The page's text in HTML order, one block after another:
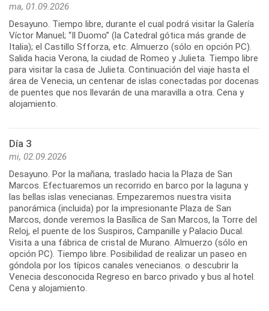
ma, 01.09.2026
Desayuno. Tiempo libre, durante el cual podrá visitar la Galería
Víctor Manuel; “Il Duomo” (la Catedral gótica más grande de
Italia); el Castillo Sfforza, etc. Almuerzo (sólo en opción PC).
Salida hacia Verona, la ciudad de Romeo y Julieta. Tiempo libre
para visitar la casa de Julieta. Continuación del viaje hasta el
área de Venecia, un centenar de islas conectadas por docenas
de puentes que nos llevarán de una maravilla a otra. Cena y
alojamiento.
Día 3
mi, 02.09.2026
Desayuno. Por la mañana, traslado hacia la Plaza de San
Marcos. Efectuaremos un recorrido en barco por la laguna y
las bellas islas venecianas. Empezaremos nuestra visita
panorámica (incluida) por la impresionante Plaza de San
Marcos, donde veremos la Basílica de San Marcos, la Torre del
Reloj, el puente de los Suspiros, Campanille y Palacio Ducal.
Visita a una fábrica de cristal de Murano. Almuerzo (sólo en
opción PC). Tiempo libre. Posibilidad de realizar un paseo en
góndola por los típicos canales venecianos. o descubrir la
Venecia desconocida Regreso en barco privado y bus al hotel.
Cena y alojamiento.